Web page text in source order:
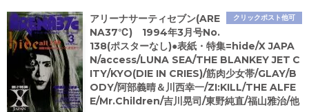
クリックポスト他可
アリーナサーティセブン(ARE
NA37℃) 1994年3月号No.
138(ポスターなし)●表紙・特集=hide/X JAPA
N/access/LUNA SEA/THE BLANKEY JET C
ITY/KYO(DIE IN CRIES)/筋肉少女帯/GLAY/B
ODY/阿部義晴＆川西幸一/ZI:KILL/THE ALFE
E/Mr.Children/吉川晃司/東野純直/福山雅治/他